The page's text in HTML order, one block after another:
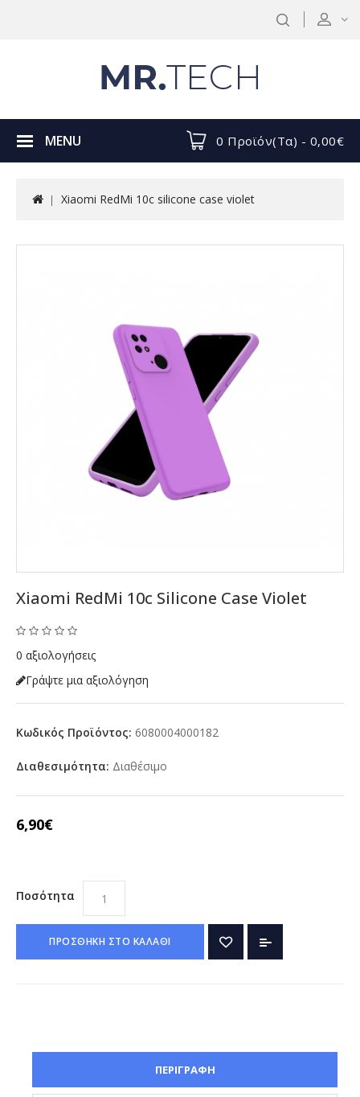
0 Προϊόν(τα) - 0,00€
MENU
Xiaomi RedMi 10c silicone case violet
Xiaomi RedMi 10c Silicone Case Violet
0 αξιολογήσεις
Γράψτε μια αξιολόγηση
Κωδικός Προϊόντος: 6080004000182
Διαθεσιμότητα: Διαθέσιμο
6,90€
Ποσότητα
ΠΡΟΣΘΗΚΗ ΣΤΟ ΚΑΛΑΘΙ
ΠΕΡΙΓΡΑΦΗ